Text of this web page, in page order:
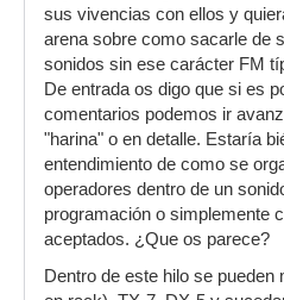
sus vivencias con ellos y
arena sobre como sacarle de
sonidos sin ese carácter FM
De entrada os digo que si es
comentarios podemos ir
"harina" o en detalle. Estaría
entendimiento de como se
operadores dentro de un
programación o simplemente
aceptados. ¿Que os parece?
Dentro de este hilo se pueden